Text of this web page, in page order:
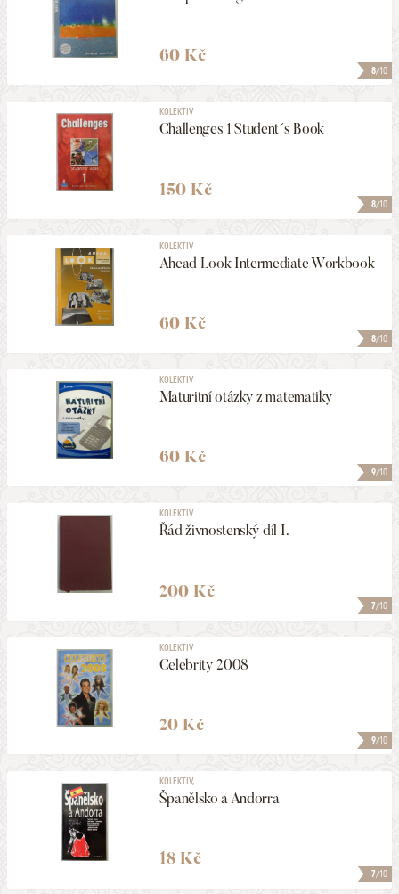
8/10
60 Kč
8/10
KOLEKTIV
Challenges 1 Student´s Book
150 Kč
8/10
KOLEKTIV
Ahead Look Intermediate Workbook
60 Kč
9/10
KOLEKTIV
Maturitní otázky z matematiky
60 Kč
7/10
KOLEKTIV
Řád živnostenský díl I.
200 Kč
9/10
KOLEKTIV
Celebrity 2008
20 Kč
7/10
KOLEKTIV, ...
Španělsko a Andorra
18 Kč